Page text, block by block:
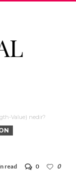
Value) nedir?
read 0
0